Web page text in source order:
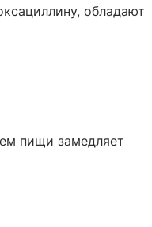
обладают
пищи замедляет